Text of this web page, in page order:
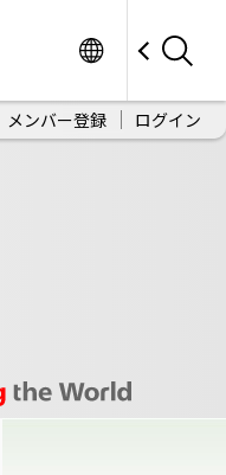
メンバー登録 ログイン